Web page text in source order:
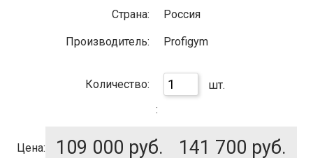
Страна: Россия
Производитель: Profigym
Количество:
шт.
:
Цена: 109 000 руб. 141 700 руб.